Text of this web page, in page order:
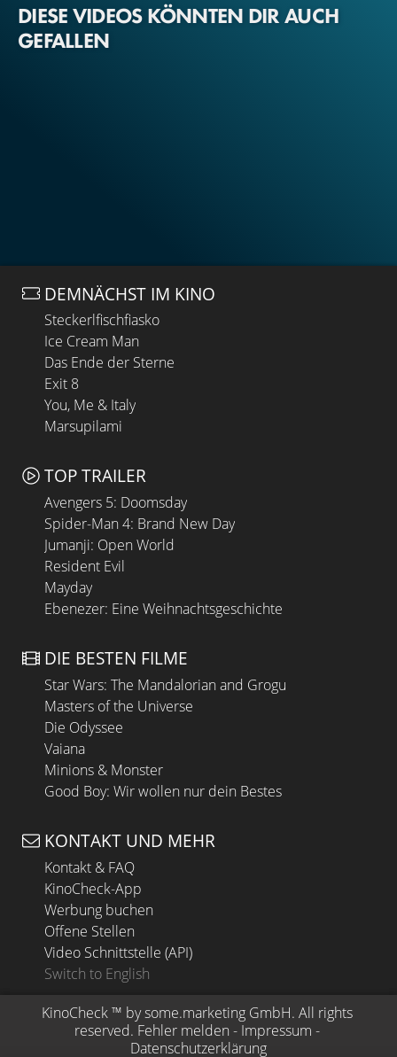
DIESE VIDEOS KÖNNTEN DIR AUCH
GEFALLEN
DEMNÄCHST IM KINO
Steckerlfischfiasko
Ice Cream Man
Das Ende der Sterne
Exit 8
You, Me & Italy
Marsupilami
TOP TRAILER
Avengers 5: Doomsday
Spider-Man 4: Brand New Day
Jumanji: Open World
Resident Evil
Mayday
Ebenezer: Eine Weihnachtsgeschichte
DIE BESTEN FILME
Star Wars: The Mandalorian and Grogu
Masters of the Universe
Die Odyssee
Vaiana
Minions & Monster
Good Boy: Wir wollen nur dein Bestes
KONTAKT UND MEHR
Kontakt & FAQ
KinoCheck-App
Werbung buchen
Offene Stellen
Video Schnittstelle (API)
Switch to English
KinoCheck ™ by some.marketing GmbH. All rights
reserved. Fehler melden - Impressum -
Datenschutzerklärung